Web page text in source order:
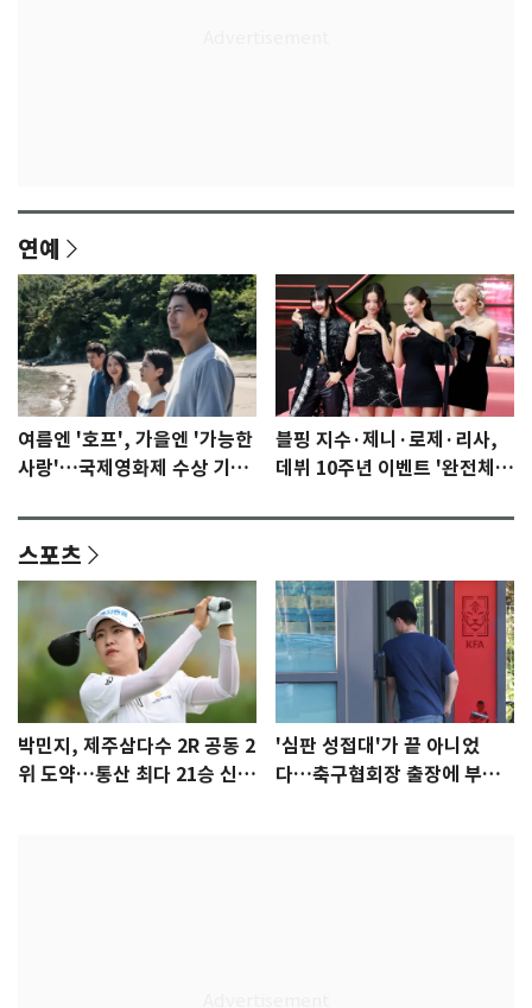
연예
여름엔 '호프', 가을엔 '가능한
사랑'…국제영화제 수상 기대
블핑 지수·제니·로제·리사,
데뷔 10주년 이벤트 '완전체'
스포츠
박민지, 제주삼다수 2R 공동 2
위 도약…통산 최다 21승 신기
'심판 성접대'가 끝 아니었
다…축구협회장 출장에 부인